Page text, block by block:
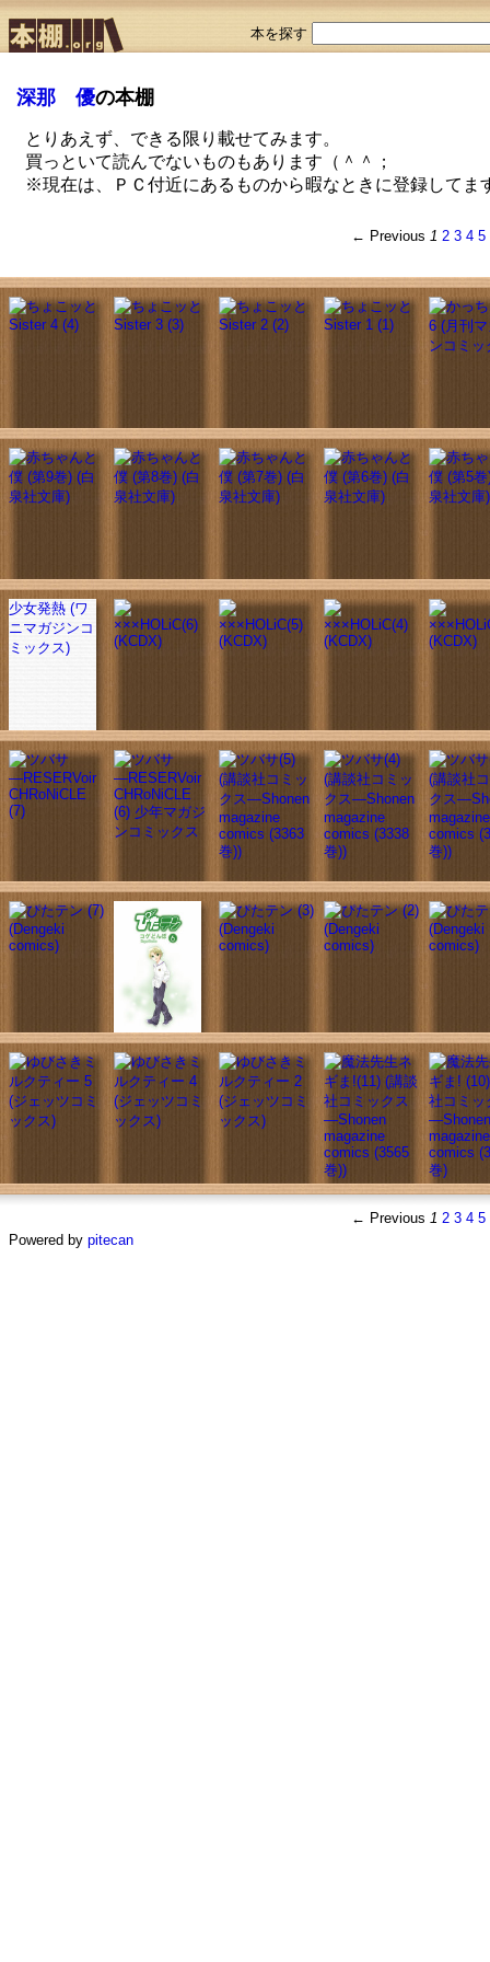
本を探す
深那 優の本棚
とりあえず、できる限り載せてみます。
買っといて読んでないものもあります（＾＾；
※現在は、ＰＣ付近にあるものから暇なときに登録してま
← Previous 1 2 3 4 5
少女発熱 (ワ
ニマガジンコ
ミックス)
← Previous 1 2 3 4 5
Powered by pitecan